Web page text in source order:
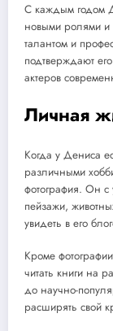
С каждым годом
новыми ролями и
талантом и
подтверждают
актеров
Личная
Когда у Дениса
различными
фотография. Он с
пейзажи,
увидеть в его
Кроме
читать книги на
до научно-
расширять свой